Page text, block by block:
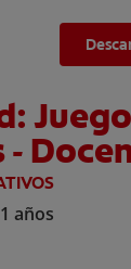
Juego
-
años